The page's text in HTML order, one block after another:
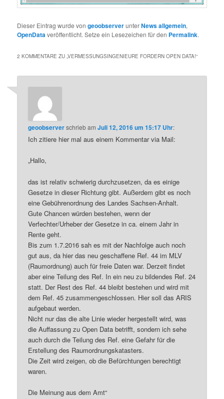
Dieser Eintrag wurde vongeoobserverunterNews allgemein,
OpenDataveröffentlicht. Setze ein Lesezeichen für den Permalink.
2 KOMMENTARE ZU „VERMESSUNGSINGENIEURE FORDERN OPEN DATA!“
geoobserverschriebamJuli 12, 2016 um 15:17 Uhr:
Ich zitiere hier mal aus einem Kommentar via Mail:
„Hallo,
das ist relativ schwierig durchzusetzen, da es einige
Gesetze in dieser Richtung gibt. Außerdem gibt es noch
eine Gebührenordnung des Landes Sachsen-Anhalt.
Gute Chancen würden bestehen, wenn der
Verfechter/Urheber der Gesetze in ca. einem Jahr in
Rente geht.
Bis zum 1.7.2016 sah es mit der Nachfolge auch noch
gut aus, da hier das neu geschaffene Ref. 44 im MLV
(Raumordnung) auch für freie Daten war. Derzeit findet
aber eine Teilung des Ref. In ein neu zu bildendes Ref. 24
statt. Der Rest des Ref. 44 bleibt bestehen und wird mit
dem Ref. 45 zusammengeschlossen. Hier soll das ARIS
aufgebaut werden.
Nicht nur das die alte Linie wieder hergestellt wird, was
die Auffassung zu Open Data betrifft, sondern ich sehe
auch durch die Teilung des Ref. eine Gefahr für die
Erstellung des Raumordnungskatasters.
Die Zeit wird zeigen, ob die Befürchtungen berechtigt
waren.
Die Meinung aus dem Amt“